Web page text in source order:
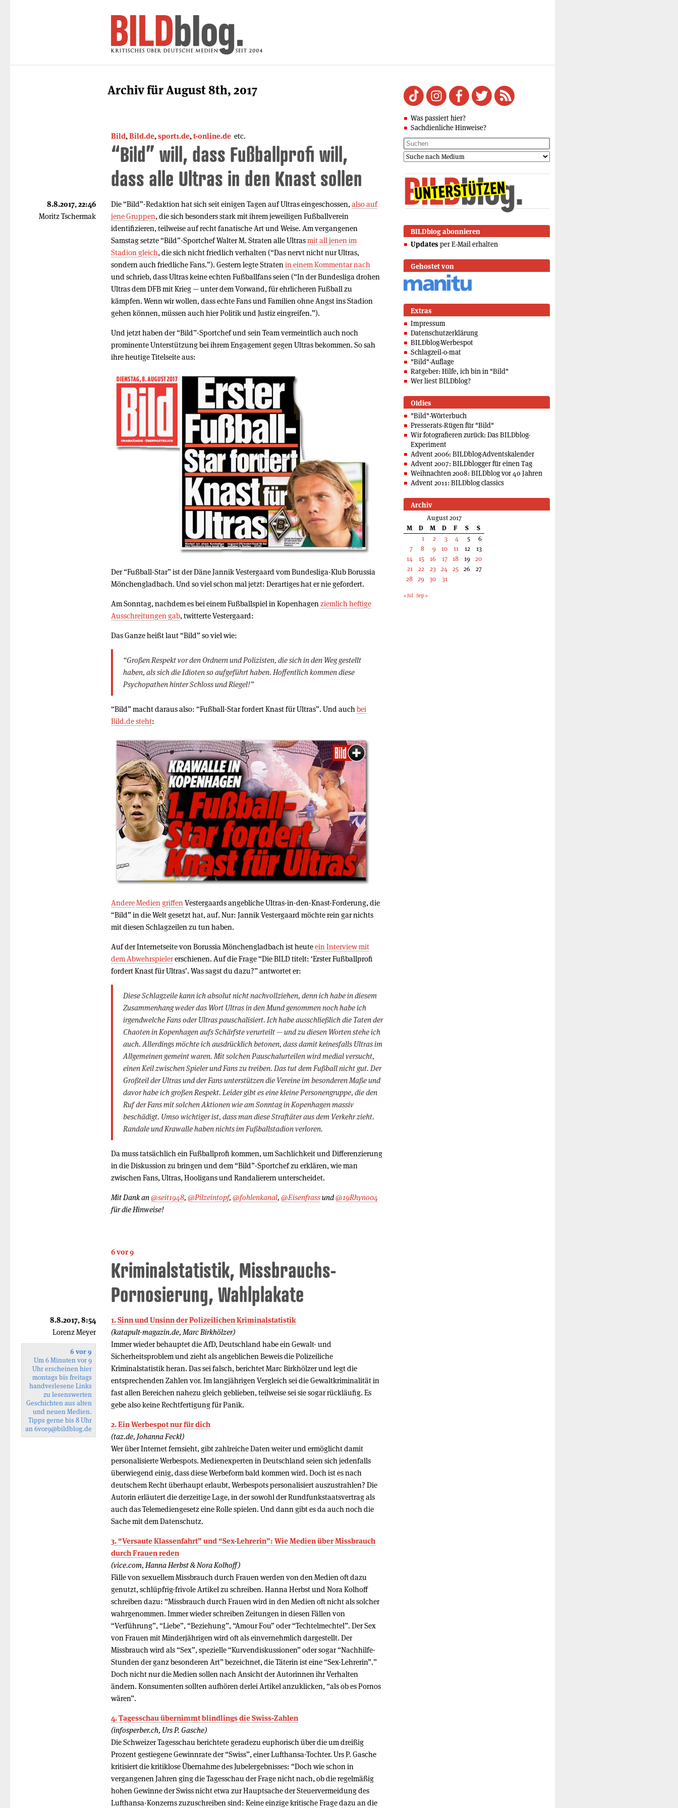
Archiv für August 8th, 2017
Bild,Bild.de,sport1.de,t-online.de etc.
“Bild” will, dass Fußballprofi will,
dass alle Ultras in den Knast sollen
Die “Bild”-Redaktion hat sich seit einigen Tagen auf Ultras eingeschossen, also auf
jene Gruppen, die sich besonders stark mit ihrem jeweiligen Fußballverein
identifizieren, teilweise auf recht fanatische Art und Weise. Am vergangenen
Samstag setzte “Bild”-Sportchef Walter M. Straten alle Ultrasmit all jenen im
Stadion gleich, die sich nicht friedlich verhalten (“Das nervt nicht nur Ultras,
sondern auch friedliche Fans.”). Gestern legte Straten in einem Kommentar nach
und schrieb, dass Ultras keine echten Fußballfans seien (“In der Bundesliga drohen
Ultras dem DFB mit Krieg — unter dem Vorwand, für ehrlicheren Fußball zu
kämpfen. Wenn wir wollen, dass echte Fans und Familien ohne Angst ins Stadion
gehen können, müssen auch hier Politik und Justiz eingreifen.”).
Und jetzt haben der “Bild”-Sportchef und sein Team vermeintlich auch noch
prominente Unterstützung bei ihrem Engagement gegen Ultras bekommen. So sah
ihre heutige Titelseite aus:
Der “Fußball-Star” ist der Däne Jannik Vestergaard vom Bundesliga-Klub Borussia
Mönchengladbach. Und so viel schon mal jetzt: Derartiges hat er nie gefordert.
Am Sonntag, nachdem es bei einem Fußballspiel in Kopenhagen ziemlich heftige
Ausschreitungen gab, twitterte Vestergaard:
Das Ganze heißt laut “Bild” so viel wie:
“Großen Respekt vor den Ordnern und Polizisten, die sich in den Weg gestellt
haben, als sich die Idioten so aufgeführt haben. Hoffentlich kommen diese
Psychopathen hinter Schloss und Riegel!”
“Bild” macht daraus also: “Fußball-Star fordert Knast für Ultras”. Und auch bei
Bild.de steht:
AndereMedien griffen Vestergaards angebliche Ultras-in-den-Knast-Forderung, die
“Bild” in die Welt gesetzt hat, auf. Nur: Jannik Vestergaard möchte rein gar nichts
mit diesen Schlagzeilen zu tun haben.
Auf der Internetseite von Borussia Mönchengladbach ist heuteein Interview mit
dem Abwehrspielererschienen. Auf die Frage “Die BILD titelt: ‘Erster Fußballprofi
fordert Knast für Ultras’. Was sagst du dazu?” antwortet er:
Diese Schlagzeile kann ich absolut nicht nachvollziehen, denn ich habe in diesem
Zusammenhang weder das Wort Ultras in den Mund genommen noch habe ich
irgendwelche Fans oder Ultras pauschalisiert. Ich habe ausschließlich die Taten der
Chaoten in Kopenhagen aufs Schärfste verurteilt — und zu diesen Worten stehe ich
auch. Allerdings möchte ich ausdrücklich betonen, dass damit keinesfalls Ultras im
Allgemeinen gemeint waren. Mit solchen Pauschalurteilen wird medial versucht,
einen Keil zwischen Spieler und Fans zu treiben. Das tut dem Fußball nicht gut. Der
Großteil der Ultras und der Fans unterstützen die Vereine im besonderen Maße und
davor habe ich großen Respekt. Leider gibt es eine kleine Personengruppe, die den
Ruf der Fans mit solchen Aktionen wie am Sonntag in Kopenhagen massiv
beschädigt. Umso wichtiger ist, dass man diese Straftäter aus dem Verkehr zieht.
Randale und Krawalle haben nichts im Fußballstadion verloren.
Da muss tatsächlich ein Fußballprofi kommen, um Sachlichkeit und Differenzierung
in die Diskussion zu bringen und dem “Bild”-Sportchef zu erklären, wie man
zwischen Fans, Ultras, Hooligans und Randalierern unterscheidet.
Mit Dank an@seit1948, @Pilzeintopf, @fohlenkanal, @Eisenfrassund@19Rhyno04
für die Hinweise!
8.8.2017, 22:46
Moritz Tschermak
6 vor 9
Kriminalstatistik, Missbrauchs-
Pornosierung, Wahlplakate
1. Sinn und Unsinn der Polizeilichen Kriminalstatistik
(katapult-magazin.de, Marc Birkhölzer)
Immer wieder behauptet die AfD, Deutschland habe ein Gewalt- und
Sicherheitsproblem und zieht als angeblichen Beweis die Polizeiliche
Kriminalstatistik heran. Das sei falsch, berichtet Marc Birkhölzer und legt die
entsprechenden Zahlen vor. Im langjährigen Vergleich sei die Gewaltkriminalität in
fast allen Bereichen nahezu gleich geblieben, teilweise sei sie sogar rückläufig. Es
gebe also keine Rechtfertigung für Panik.
2. Ein Werbespot nur für dich
(taz.de, Johanna Feckl)
Wer über Internet fernsieht, gibt zahlreiche Daten weiter und ermöglicht damit
personalisierte Werbespots. Medienexperten in Deutschland seien sich jedenfalls
überwiegend einig, dass diese Werbeform bald kommen wird. Doch ist es nach
deutschem Recht überhaupt erlaubt, Werbespots per­sonalisiert auszustrahlen? Die
Autorin erläutert die derzeitige Lage, in der sowohl der Rundfunkstaatsvertrag als
auch das Telemediengesetz eine Rolle spielen. Und dann gibt es da auch noch die
Sache mit dem Datenschutz.
3. “Versaute Klassenfahrt” und “Sex-Lehrerin”: Wie Medien über Missbrauch
durch Frauen reden
(vice.com, Hanna Herbst & Nora Kolhoff)
Fälle von sexuellem Missbrauch durch Frauen werden von den Medien oft dazu
genutzt, schlüpfrig-frivole Artikel zu schreiben. Hanna Herbst und Nora Kolhoff
schreiben dazu: “Missbrauch durch Frauen wird in den Medien oft nicht als solcher
wahrgenommen. Immer wieder schreiben Zeitungen in diesen Fällen von
“Verführung”, “Liebe”, “Beziehung”, “Amour Fou” oder “Techtelmechtel”. Der Sex
von Frauen mit Minderjährigen wird oft als einvernehmlich dargestellt. Der
Missbrauch wird als “Sex”, spezielle “Kurvendiskussionen” oder sogar “Nachhilfe-
Stunden der ganz besonderen Art” bezeichnet, die Täterin ist eine “Sex-Lehrerin”.”
Doch nicht nur die Medien sollen nach Ansicht der Autorinnen ihr Verhalten
ändern. Konsumenten sollten aufhören derlei Artikel anzuklicken, “als ob es Pornos
wären”.
4. Tagesschau übernimmt blindlings die Swiss-Zahlen
(infosperber.ch, Urs P. Gasche)
Die Schweizer Tagesschau berichtete geradezu euphorisch über die um dreißig
Prozent gestiegene Gewinnrate der “Swiss”, einer Lufthansa-Tochter. Urs P. Gasche
kritisiert die kritiklose Übernahme des Jubelergebnisses: “Doch wie schon in
vergangenen Jahren ging die Tagesschau der Frage nicht nach, ob die regelmäßig
hohen Gewinne der Swiss nicht etwa zur Hauptsache der Steuervermeidung des
Lufthansa-Konzerns zuzuschreiben sind: Keine einzige kritische Frage dazu an die
8.8.2017, 8:54
Lorenz Meyer
6 vor 9
Um 6 Minuten vor 9
Uhr erscheinen hier
montags bis freitags
handverlesene Links
zu lesenswerten
Geschichten aus alten
und neuen Medien.
Tipps gerne bis 8 Uhr
an6vor9@bildblog.de
Was passiert hier?
Sachdienliche Hinweise?
BILDblog abonnieren
Updates per E-Mail erhalten
Gehostet von
Extras
Impressum
Datenschutzerklärung
BILDblog-Werbespot
Schlagzeil-o-mat
"Bild"-Auflage
Ratgeber: Hilfe, ich bin in "Bild"
Wer liest BILDblog?
Oldies
"Bild"-Wörterbuch
Presserats-Rügen für "Bild"
Wir fotografieren zurück: Das BILDblog-
Experiment
Advent 2006: BILDblog-Adventskalender
Advent 2007: BILDblogger für einen Tag
Weihnachten 2008: BILDblog vor 40 Jahren
Advent 2011: BILDblog classics
Archiv
August 2017
M
D M D F S
S
1
2 3 4 5
6
7
8 9 10 11 12
13
14
15 16 17 18 19 20
21
22 23 24 25 26
27
28 29 30 31
« Jul Sep »